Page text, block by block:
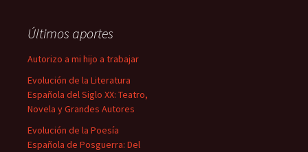
Últimos aportes
Autorizo a mi hijo a trabajar
Evolución de la Literatura
Española del Siglo XX: Teatro,
Novela y Grandes Autores
Evolución de la Poesía
Española de Posguerra: Del